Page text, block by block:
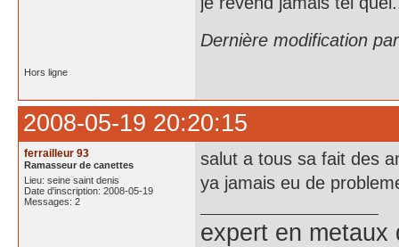
Dernière modification
Hors ligne
2008-05-19 20:20:15
ferrailleur 93
Ramasseur de canettes
Lieu: seine saint denis
Date d'inscription: 2008-05-19
Messages: 2
salut a tous sa fait des
ya jamais eu de
expert en metaux